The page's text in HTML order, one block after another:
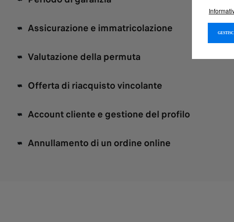
Assicurazione e immatricolazione
Valutazione della permuta
Offerta di riacquisto vincolante
Account cliente e gestione del profilo
Annullamento di un ordine online